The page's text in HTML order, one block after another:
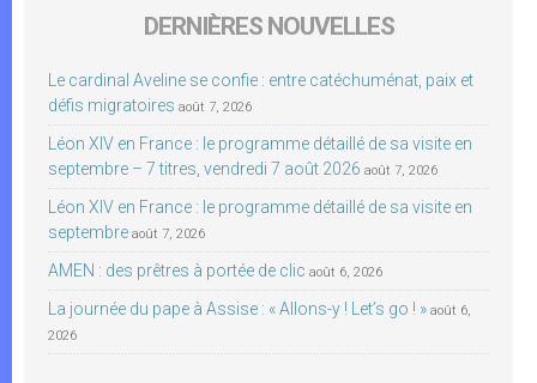
DERNIÈRES NOUVELLES
Le cardinal Aveline se confie : entre catéchuménat, paix et
défis migratoires août 7, 2026
Léon XIV en France : le programme détaillé de sa visite en
septembre – 7 titres, vendredi 7 août 2026 août 7, 2026
Léon XIV en France : le programme détaillé de sa visite en
septembre août 7, 2026
AMEN : des prêtres à portée de clic août 6, 2026
La journée du pape à Assise : « Allons-y ! Let’s go ! » août 6,
2026